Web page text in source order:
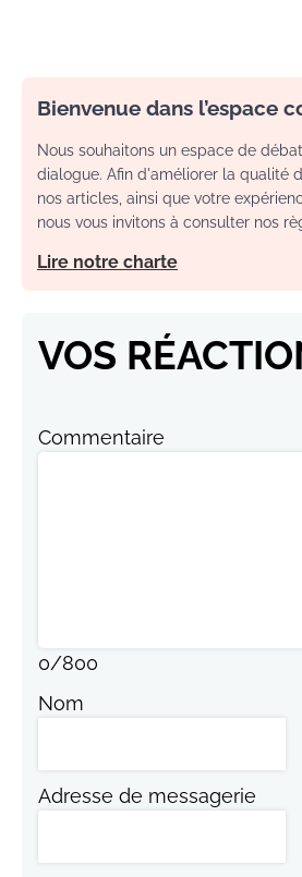
Bienvenue dans l’espace
Nous souhaitons un espace de
dialogue. Afin d'améliorer la qualité
nos articles, ainsi que votre
nous vous invitons à consulter nos
Lire notre charte
VOS
Commentaire
0/800
Nom
Adresse de messagerie